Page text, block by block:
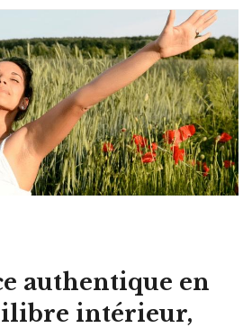
authentique en
intérieur,